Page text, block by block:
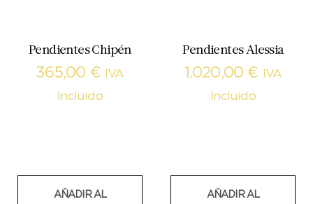
Pendientes Chipén
365,00 €
IVA
Incluido
AÑADIR AL
Pendientes Alessia
1.020,00 €
IVA
Incluido
AÑADIR AL